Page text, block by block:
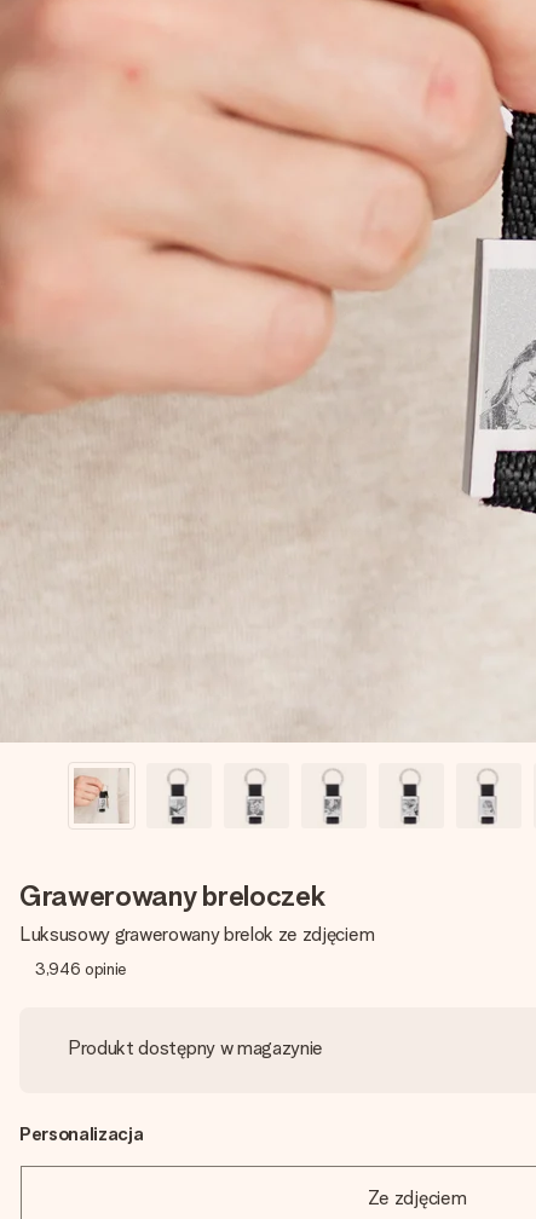
Grawerowany breloczek
Luksusowy grawerowany brelok ze zdjęciem
3,946 opinie
Produkt dostępny w magazynie
Personalizacja
Ze zdjęciem